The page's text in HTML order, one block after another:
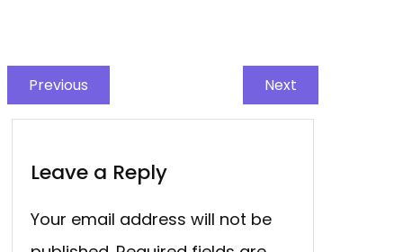
Previous Next
Leave a Reply
Your email address will not be